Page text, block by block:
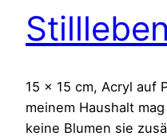
15 x 15 cm, Acryl auf
meinem Haushalt
keine Blumen sie